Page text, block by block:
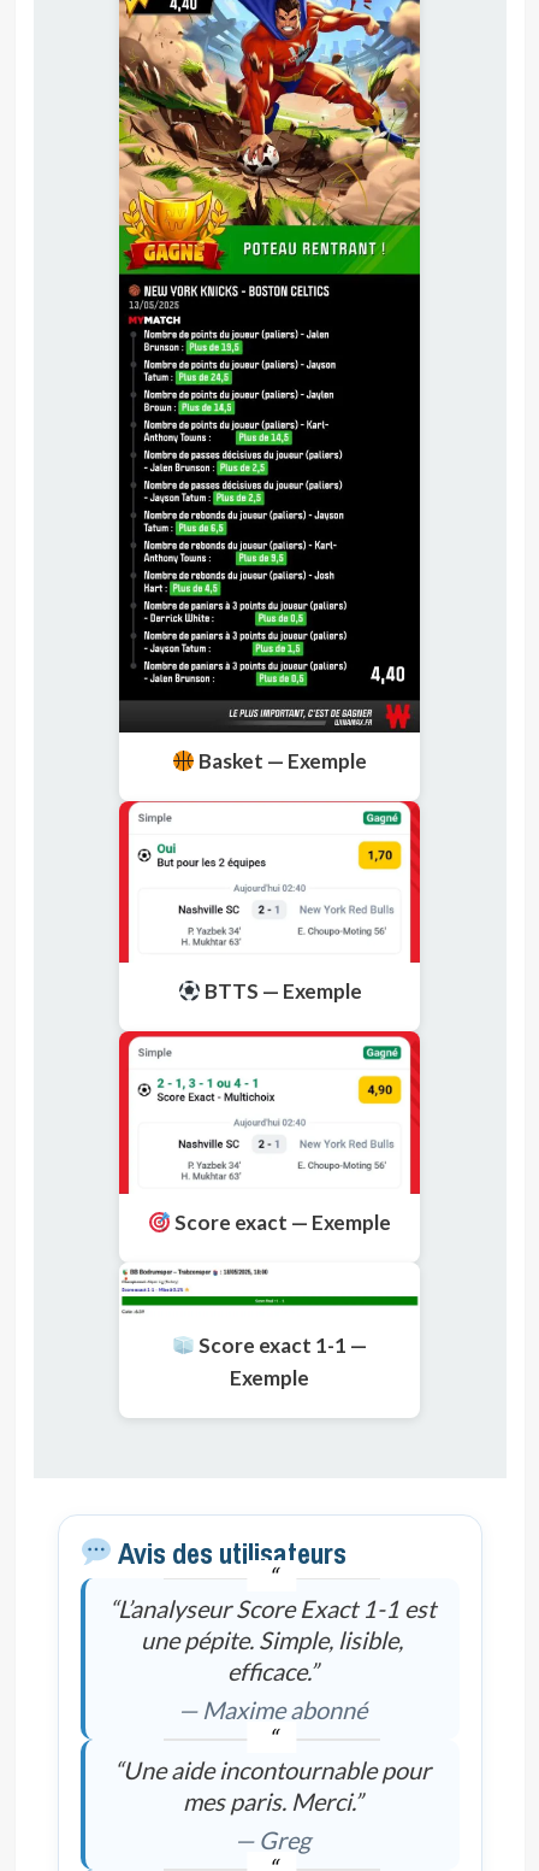
Basket — Exemple
BTTS — Exemple
Score exact — Exemple
Score exact 1-1 —
Exemple
Avis des utilisateurs
“L’analyseur Score Exact 1-1 est
une pépite. Simple, lisible,
efficace.”
— Maxime abonné
“Une aide incontournable pour
mes paris. Merci.”
— Greg